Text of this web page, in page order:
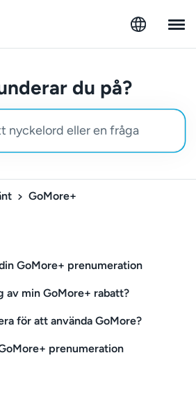
du på?
GoMore+
GoMore+ prenumeration
av min GoMore+ rabatt?
för att använda GoMore?
prenumeration